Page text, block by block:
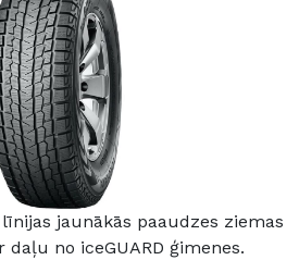
jaunākās paaudzes ziemas
no iceGUARD ģimenes.